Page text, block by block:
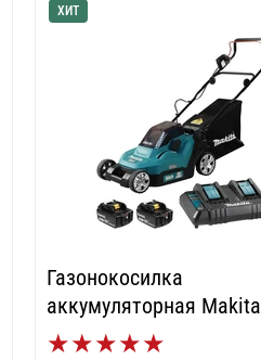
ХИТ
Газонокосилка
аккумуляторная Makita
DLM382CM2
★★★★★